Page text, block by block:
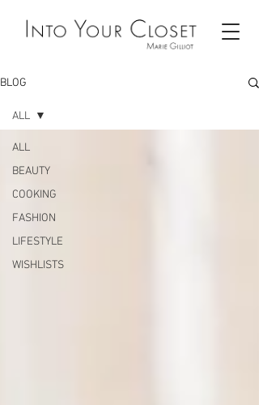
BLOG
ALL
BEAUTY
COOKING
FASHION
LIFESTYLE
WISHLISTS
ALL